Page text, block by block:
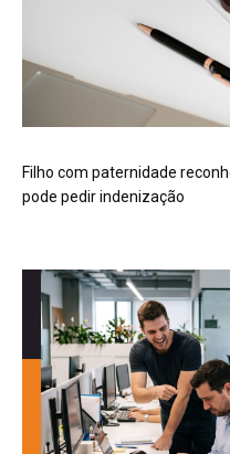
Filho com paternidade
pode pedir indenização